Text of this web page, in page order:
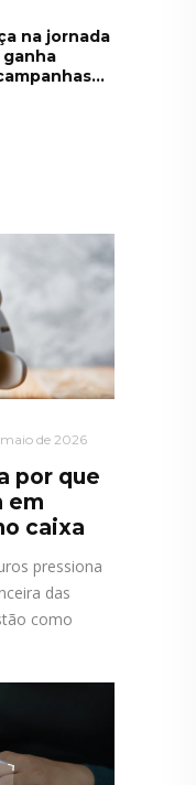
na jornada
ganha
maio de 2026
por que
em
caixa
pressiona
das
como